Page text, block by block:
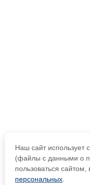
Наш сайт использует
(файлы с данными о
пользоваться
персональных